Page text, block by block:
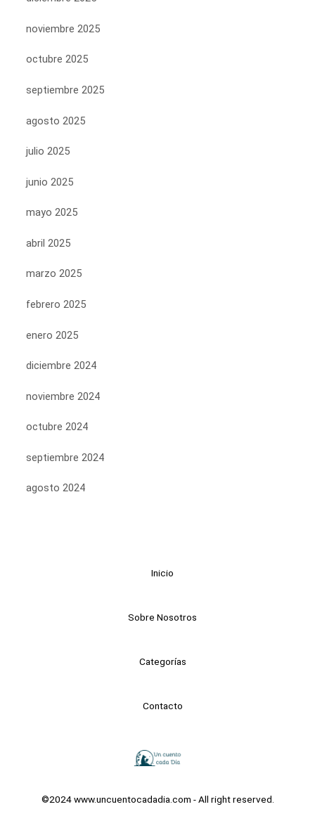
noviembre 2025
octubre 2025
septiembre 2025
agosto 2025
julio 2025
junio 2025
mayo 2025
abril 2025
marzo 2025
febrero 2025
enero 2025
diciembre 2024
noviembre 2024
octubre 2024
septiembre 2024
agosto 2024
Inicio
Sobre Nosotros
Categorías
Contacto
©2024 www.uncuentocadadia.com - All right reserved.